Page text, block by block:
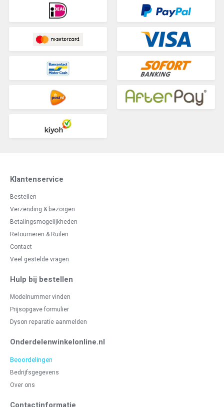
Klantenservice
Bestellen
Verzending & bezorgen
Betalingsmogelijkheden
Retourneren & Ruilen
Contact
Veel gestelde vragen
Hulp bij bestellen
Modelnummer vinden
Prijsopgave formulier
Dyson reparatie aanmelden
Onderdelenwinkelonline.nl
Beoordelingen
Bedrijfsgegevens
Over ons